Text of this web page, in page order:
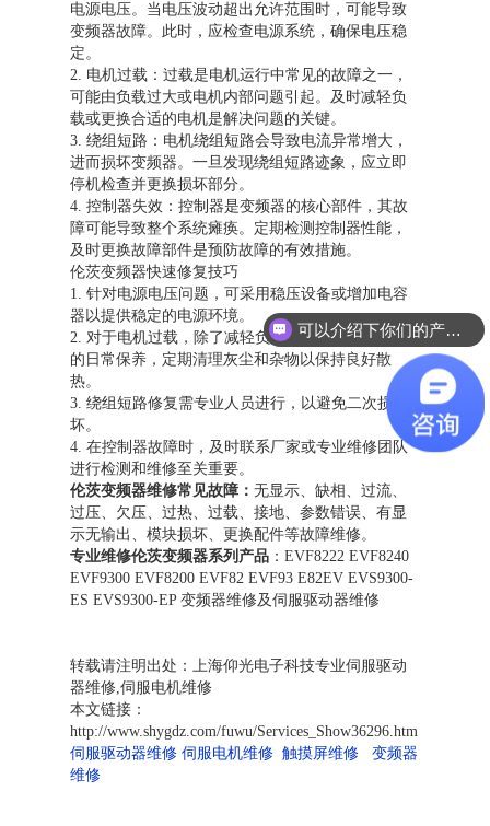
电源电压。当电压波动超出允许范围时，可能导致
变频器故障。此时，应检查电源系统，确保电压稳
定。
2. 电机过载：过载是电机运行中常见的故障之一，
可能由负载过大或电机内部问题引起。及时减轻负
载或更换合适的电机是解决问题的关键。
3. 绕组短路：电机绕组短路会导致电流异常增大，
进而损坏变频器。一旦发现绕组短路迹象，应立即
停机检查并更换损坏部分。
4. 控制器失效：控制器是变频器的核心部件，其故
障可能导致整个系统瘫痪。定期检测控制器性能，
及时更换故障部件是预防故障的有效措施。
伦茨变频器快速修复技巧
1. 针对电源电压问题，可采用稳压设备或增加电容
器以提供稳定的电源环境。
2. 对于电机过载，除了减轻负载外，还应关注电机
的日常保养，定期清理灰尘和杂物以保持良好散
热。
3. 绕组短路修复需专业人员进行，以避免二次损
坏。
4. 在控制器故障时，及时联系厂家或专业维修团队
进行检测和维修至关重要。
伦茨变频器维修常见故障： 无显示、缺相、过流、
过压、欠压、过热、过载、接地、参数错误、有显
示无输出、模块损坏、更换配件等故障维修。
专业维修伦茨变频器系列产品 ：EVF8222 EVF8240
EVF9300 EVF8200 EVF82 EVF93 E82EV EVS9300-
ES EVS9300-EP 变频器维修及伺服驱动器维修
转载请注明出处：上海仰光电子科技专业伺服驱动
器维修,伺服电机维修
本文链接：
http://www.shygdz.com/fuwu/Services_Show36296.htm
伺服驱动器维修 伺服电机维修 触摸屏维修
变频器
维修
可以介绍下你们的产品么？